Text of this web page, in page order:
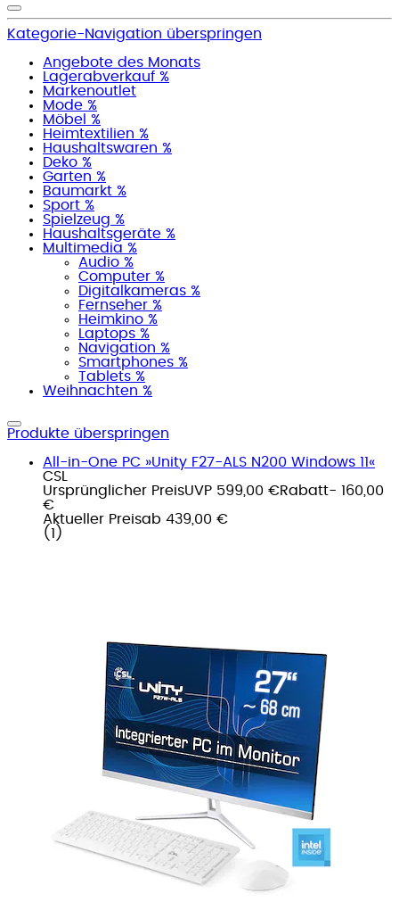
Kategorie-Navigation überspringen
Angebote des Monats
Lagerabverkauf %
Markenoutlet
Mode %
Möbel %
Heimtextilien %
Haushaltswaren %
Deko %
Garten %
Baumarkt %
Sport %
Spielzeug %
Haushaltsgeräte %
Multimedia %
Audio %
Computer %
Digitalkameras %
Fernseher %
Heimkino %
Laptops %
Navigation %
Smartphones %
Tablets %
Weihnachten %
Produkte überspringen
All-in-One PC »Unity F27-ALS N200 Windows 11«
CSL
Ursprünglicher PreisUVP 599,00 €Rabatt- 160,00
€
Aktueller Preisab 439,00 €
( 1 )